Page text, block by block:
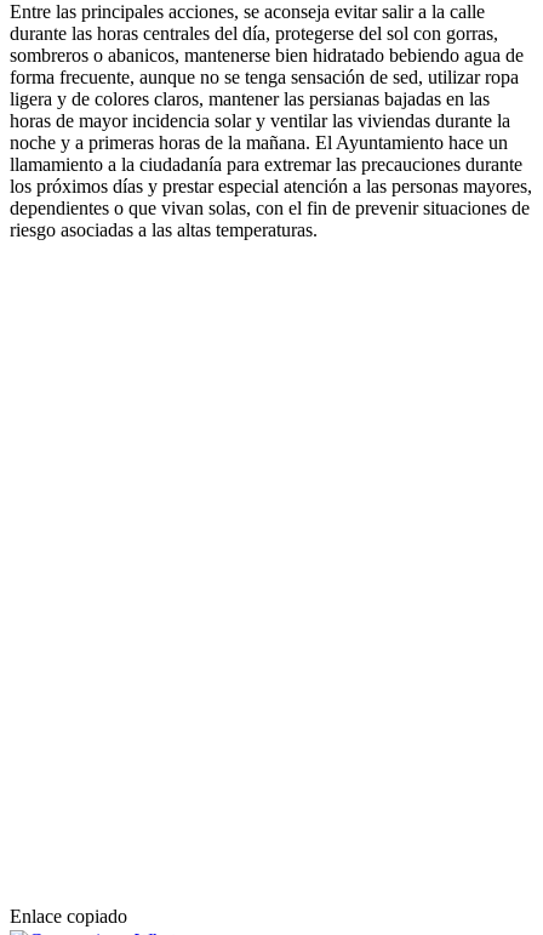
Entre las principales acciones, se aconseja evitar salir a la calle
durante las horas centrales del día, protegerse del sol con gorras,
sombreros o abanicos, mantenerse bien hidratado bebiendo agua de
forma frecuente, aunque no se tenga sensación de sed, utilizar ropa
ligera y de colores claros, mantener las persianas bajadas en las
horas de mayor incidencia solar y ventilar las viviendas durante la
noche y a primeras horas de la mañana. El Ayuntamiento hace un
llamamiento a la ciudadanía para extremar las precauciones durante
los próximos días y prestar especial atención a las personas mayores,
dependientes o que vivan solas, con el fin de prevenir situaciones de
riesgo asociadas a las altas temperaturas.
Enlace copiado